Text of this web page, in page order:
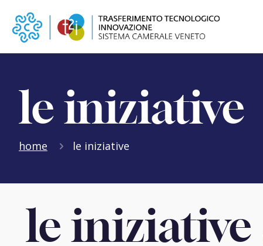
le iniziative
home le iniziative
le iniziative